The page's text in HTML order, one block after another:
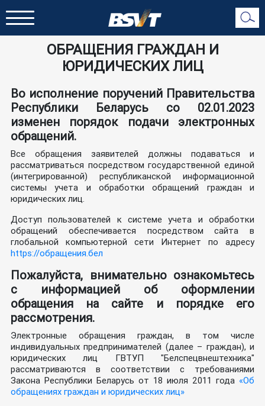
ОБРАЩЕНИЯ ГРАЖДАН И
ЮРИДИЧЕСКИХ ЛИЦ
Во исполнение поручений Правительства
Республики Беларусь со 02.01.2023
изменен порядок подачи электронных
обращений.
Все обращения заявителей должны подаваться и
рассматриваться посредством государственной единой
(интегрированной) республиканской информационной
системы учета и обработки обращений граждан и
юридических лиц.
Доступ пользователей к системе учета и обработки
обращений обеспечивается посредством сайта в
глобальной компьютерной сети Интернет по адресу
https://обращения.бел
Пожалуйста, внимательно ознакомьтесь
с информацией об оформлении
обращения на сайте и порядке его
рассмотрения.
Электронные обращения граждан, в том числе
индивидуальных предпринимателей (далее – граждан), и
юридических лиц ГВТУП "Белспецвнештехника"
рассматриваются в соответствии с требованиями
Закона Республики Беларусь от 18 июля 2011 года «Об
обращениях граждан и юридических лиц»